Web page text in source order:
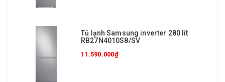
Tủ lạnh Samsung inverter 280 lít
RB27N4010S8/SV
11.590.000₫